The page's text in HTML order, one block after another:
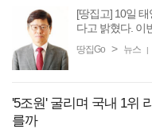
[땅집고] 10일
다고 밝혔다. 이
땅집Go > 뉴스 |
'5조원' 굴리며 국내 1위
를까